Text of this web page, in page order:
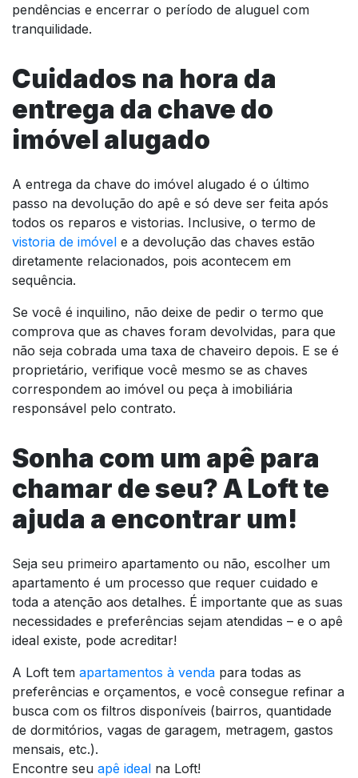
pendências e encerrar o período de aluguel com
tranquilidade.
Cuidados na hora da
entrega da chave do
imóvel alugado
A entrega da chave do imóvel alugado é o último
passo na devolução do apê e só deve ser feita após
todos os reparos e vistorias. Inclusive, o termo de
vistoria de imóvel e a devolução das chaves estão
diretamente relacionados, pois acontecem em
sequência.
Se você é inquilino, não deixe de pedir o termo que
comprova que as chaves foram devolvidas, para que
não seja cobrada uma taxa de chaveiro depois. E se é
proprietário, verifique você mesmo se as chaves
correspondem ao imóvel ou peça à imobiliária
responsável pelo contrato.
Sonha com um apê para
chamar de seu? A Loft te
ajuda a encontrar um!
Seja seu primeiro apartamento ou não, escolher um
apartamento é um processo que requer cuidado e
toda a atenção aos detalhes. É importante que as suas
necessidades e preferências sejam atendidas – e o apê
ideal existe, pode acreditar!
A Loft tem apartamentos à venda para todas as
preferências e orçamentos, e você consegue refinar a
busca com os filtros disponíveis (bairros, quantidade
de dormitórios, vagas de garagem, metragem, gastos
mensais, etc.).
Encontre seu apê ideal na Loft!